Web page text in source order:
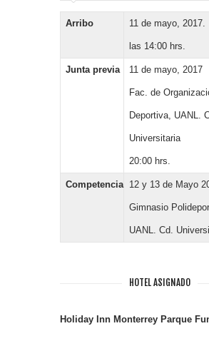
Arribo 11 de mayo,
las 14:00 hrs.
Junta previa 11 de mayo, 2017
Fac. de
Deportiva, UANL.
Universitaria
20:00 hrs.
Competencia 12 y 13 de Mayo
Gimnasio
UANL. Cd.
HOTEL ASIGNADO
Holiday Inn Monterrey Parque